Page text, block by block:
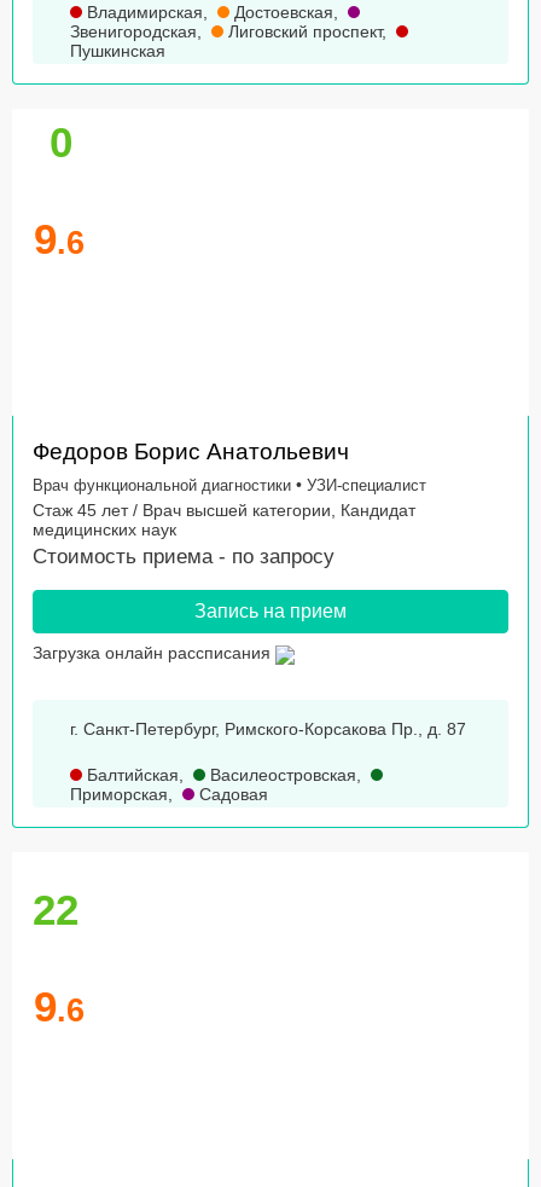
Владимирская, Достоевская,
Звенигородская, Лиговский проспект,
Пушкинская
0
9.6
Федоров Борис Анатольевич
Врач функциональной диагностики • УЗИ-специалист
Стаж 45 лет / Врач высшей категории, Кандидат
медицинских наук
Стоимость приема - по запросу
Запись на прием
Загрузка онлайн рассписания
г. Санкт-Петербург, Римского-Корсакова Пр., д. 87
Балтийская, Василеостровская,
Приморская, Садовая
22
9.6